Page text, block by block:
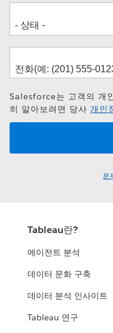
Salesforce는 고객의 개
히 알아보려면 당사 개인
문
Tableau란?
에이전트 분석
데이터 문화 구축
데이터 분석 인사이트
Tableau 연구